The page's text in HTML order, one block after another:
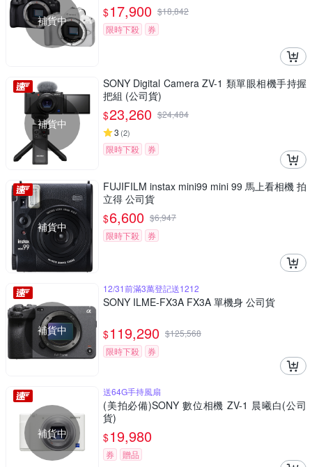
補貨中
$17,900 $18,842
限時下殺
券
補貨中
SONY Digital Camera ZV-1 類單眼相機手持握
把組 (公司貨)
$23,260 $24,484
3 (2)
限時下殺 券
補貨中
FUJIFILM instax mini99 mini 99 馬上看相機 拍
立得 公司貨
$6,600 $6,947
限時下殺
券
補貨中
12/31前滿3萬登記送1212
SONY ILME-FX3A FX3A 單機身 公司貨
$119,290 $125,568
限時下殺
券
補貨中
送64G手持風扇
(美拍必備)SONY 數位相機 ZV-1 晨曦白(公司
貨)
$19,980
券 贈品